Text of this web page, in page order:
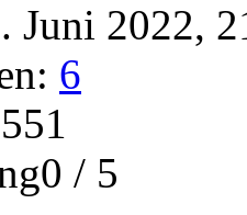
Juni 2022,
6
/ 5